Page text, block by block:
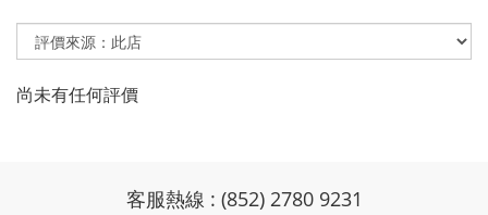
尚未有任何評價
客服熱線 : (852) 2780 9231